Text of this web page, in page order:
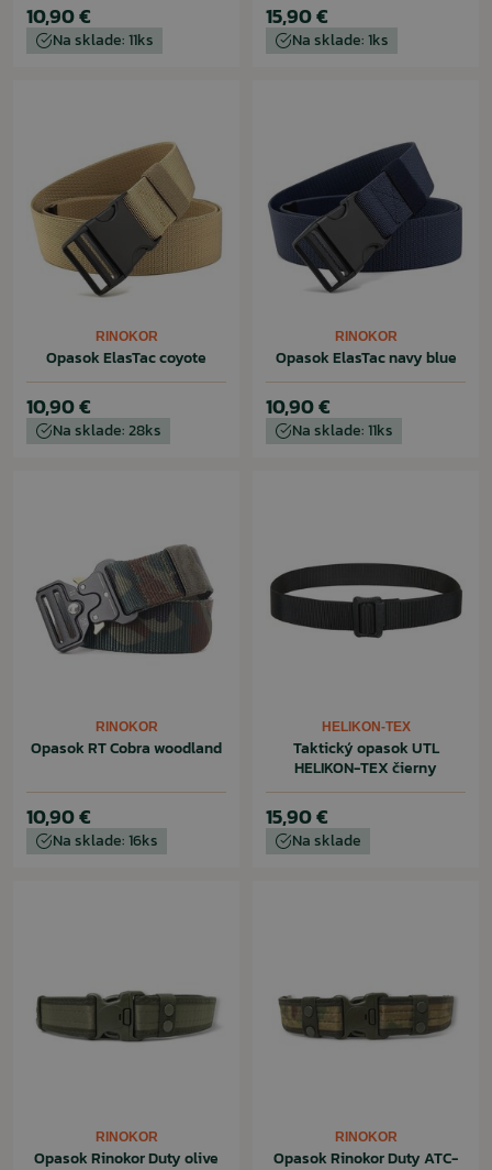
10,90 €
Na sklade: 11ks
15,90 €
Na sklade: 1ks
RINOKOR
Opasok ElasTac coyote
10,90 €
Na sklade: 28ks
RINOKOR
Opasok ElasTac navy blue
10,90 €
Na sklade: 11ks
RINOKOR
Opasok RT Cobra woodland
10,90 €
Na sklade: 16ks
HELIKON-TEX
Taktický opasok UTL
HELIKON-TEX čierny
15,90 €
Na sklade
RINOKOR
Opasok Rinokor Duty olive
RINOKOR
Opasok Rinokor Duty ATC-